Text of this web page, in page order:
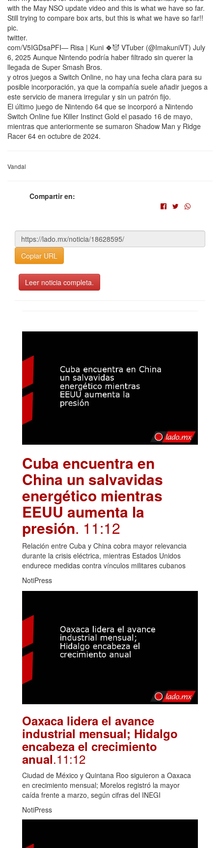
with the May NSO update video and this is what we have so far.
Still trying to compare box arts, but this is what we have so far!!
pic.
twitter.
com/V5IGDsaPFI— Risa | Kuni 🍀😈 VTuber (@ImakuniVT) July
6, 2025 Aunque Nintendo podría haber filtrado sin querer la
llegada de Super Smash Bros.
y otros juegos a Switch Online, no hay una fecha clara para su
posible incorporación, ya que la compañía suele añadir juegos a
este servicio de manera irregular y sin un patrón fijo.
El último juego de Nintendo 64 que se incorporó a Nintendo
Switch Online fue Killer Instinct Gold el pasado 16 de mayo,
mientras que anteriormente se sumaron Shadow Man y Ridge
Racer 64 en octubre de 2024.
Vandal
Compartir en:
Copiar URL
Leer noticia completa.
Cuba encuentra en
China un salvavidas
energético mientras
EEUU aumenta la
presión. 11:12
Relación entre Cuba y China cobra mayor relevancia
durante la crisis eléctrica, mientras Estados Unidos
endurece medidas contra vínculos militares cubanos
NotiPress
Oaxaca lidera el avance
industrial mensual; Hidalgo
encabeza el crecimiento
anual.11:12
Ciudad de México y Quintana Roo siguieron a Oaxaca
en crecimiento mensual; Morelos registró la mayor
caída frente a marzo, según cifras del INEGI
NotiPress